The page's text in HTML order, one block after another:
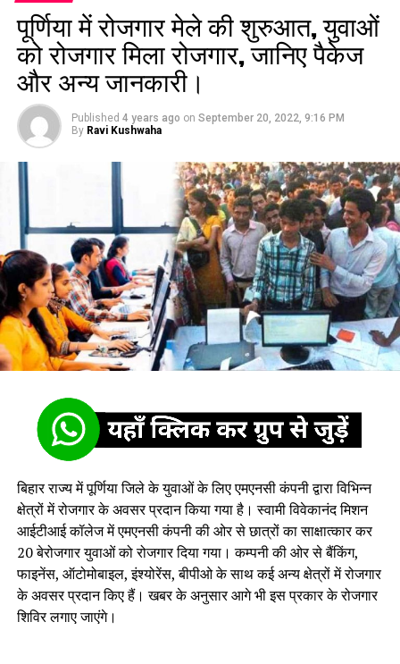
पूर्णिया में रोजगार मेले की शुरुआत, युवाओं
को रोजगार मिला रोजगार, जानिए पैकेज
और अन्य जानकारी।
Published 4 years ago on September 20, 2022, 9:16 PM
By Ravi Kushwaha
बिहार राज्य में पूर्णिया जिले के युवाओं के लिए एमएनसी कंपनी द्वारा विभिन्न
क्षेत्रों में रोजगार के अवसर प्रदान किया गया है। स्वामी विवेकानंद मिशन
आईटीआई कॉलेज में एमएनसी कंपनी की ओर से छात्रों का साक्षात्कार कर
20 बेरोजगार युवाओं को रोजगार दिया गया। कम्पनी की ओर से बैंकिंग,
फाइनेंस, ऑटोमोबाइल, इंश्योरेंस, बीपीओ के साथ कई अन्य क्षेत्रों में रोजगार
के अवसर प्रदान किए हैं। खबर के अनुसार आगे भी इस प्रकार के रोजगार
शिविर लगाए जाएंगे।